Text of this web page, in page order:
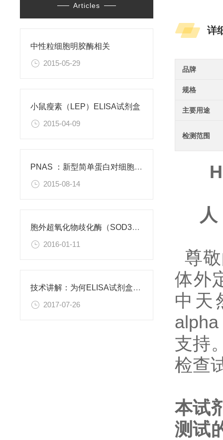
Articles
中性粒细胞明胶酶相关
2015-05-29
小鼠瘦素（LEP）ELISA试剂盒
2015-04-09
PNAS ：新型简单蛋白对细胞功能有积极作用
2015-08-14
胞外超氧化物歧化酶（SOD3）重组蛋白
2016-01-11
技术讲解：为何ELISA试剂盒OD值不正常
2017-07-26
详
品牌
规格
主要用途
检测范围
人
尊
体外
中天
支持
检查
本试
测试